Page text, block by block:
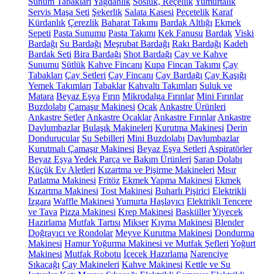
Servis Maşa Seti Şekerlik Salata Kasesi Peçetelik Karaf
Kürdanlık Çerezlik Baharat Takımı Bardak Altlığı Ekmek
Sepeti Pasta Sunumu Pasta Takımı Kek Fanusu Bardak Viski
Bardağı Su Bardağı Meşrubat Bardağı Rakı Bardağı Kadeh
Bardak Seti Bira Bardağı Shot Bardağı Çay ve Kahve
Sunumu Sütlük Kahve Fincanı Kupa Fincan Takımı Çay
Tabakları Çay Setleri Çay Fincanı Çay Bardağı Çay Kaşığı
Yemek Takımları Tabaklar Kahvaltı Takımları Suluk ve
Matara Beyaz Eşya Fırın Mikrodalga Fırınlar Mini Fırınlar
Buzdolabı Çamaşır Makinesi Ocak Ankastre Ürünleri
Ankastre Setler Ankastre Ocaklar Ankastre Fırınlar Ankastre
Davlumbazlar Bulaşık Makineleri Kurutma Makinesi Derin
Dondurucular Su Sebilleri Mini Buzdolabı Davlumbazlar
Kurutmalı Çamaşır Makinesi Beyaz Eşya Setleri Aspiratörler
Beyaz Eşya Yedek Parça ve Bakım Ürünleri Şarap Dolabı
Küçük Ev Aletleri Kızartma ve Pişirme Makineleri Mısır
Patlatma Makinesi Fritöz Ekmek Yapma Makinesi Ekmek
Kızartma Makinesi Tost Makinesi Buharlı Pişirici Elektrikli
Izgara Waffle Makinesi Yumurta Haşlayıcı Elektrikli Tencere
ve Tava Pizza Makinesi Krep Makinesi BasküllerYiyecek
Hazırlama Mutfak Tartısı Mikser Kıyma Makinesi Blender
Doğrayıcı ve Rondolar Meyve Kurutma Makinesi Dondurma
Makinesi Hamur Yoğurma Makinesi ve Mutfak Şefleri Yoğurt
Makinesi Mutfak Robotu İçecek Hazırlama Narenciye
Sıkacağı Çay Makineleri Kahve Makinesi Kettle ve Su